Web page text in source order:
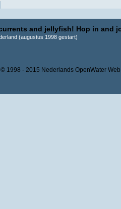
and jellyfish! Hop in and
(augustus 1998 gestart)
© 1998 - 2015 Nederlands OpenWater